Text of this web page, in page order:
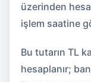
üzerinden
işlem saatine
Bu tutarın TL
hesaplanır;